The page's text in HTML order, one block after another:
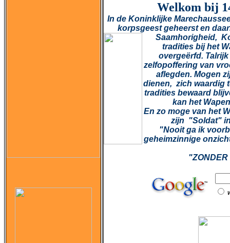
Welkom bij
In de Koninklijke
korpsgeest geheerst en
Saamhorigheid,
tradities bij het
overgeërfd.
zelfopoffering van
aflegden. Mogen
dienen, zich waardig
tradities bewaard
kan het
En zo moge van het
zijn "Soldat"
"Nooit ga ik
geheimzinnige